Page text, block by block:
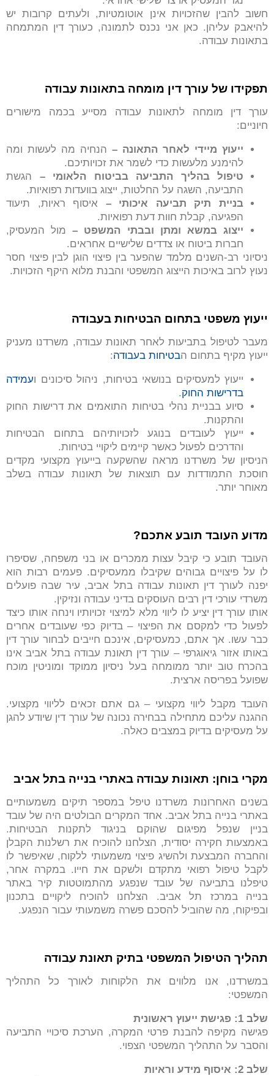
חשוב להבין שהזכויות אינן אוטומטיות, ולעתים קרובות יש
להיאבק עליהן. כאן אני נכנס לתמונה, כעורך דין המתמחה
בתאונות עבודה.
תפקידו של עורך דין מומחה בתאונות עבודה
עורך דין מומחה לתאונות עבודה מסייע בכמה מישורים
חיוניים:
ייעוץ מיידי לאחר התאונה – הנחיה מה לעשות ומה
להימנע מלעשות כדי לשמר את זכויותיכם.
טיפול בהליך התביעה בביטוח הלאומי – הגשת
התביעה, השגה על החלטות, ייצוג בוועדות רפואיות.
בניית תיק תביעה איכותי – איסוף ראיות, תיעוד
הפגיעה, קבלת חוות דעת רפואיות.
ייצוג במשא ומתן ובבתי המשפט –מול המעסיק,
חברות ביטוח או צדדים שלישיים אחראים.
ניסיוני רב-השנים מלמד שהפער בין פיצוי הוגן לבין פיצוי חסר
נעוץ לרוב באיכות הייצוג המשפטי והבנת מלוא היקף הזכויות.
ייעוץ משפטי בתחום הבטיחות בעבודה
מעבר לטיפול בתביעות לאחר תאונות עבודה, משרדנו מעניק
ייעוץ מקיף בתחום הבטיחות בעבודה:
ייעוץ למעסיקים בנושאי בטיחות, ניהול סיכונים ועמידה
בדרישות החוק.
סיוע בבניית נהלי בטיחות התואמים את דרישות החוק
והתקנות.
ייעוץ לעובדים בנוגע לזכויותיהם בתחום הבטיחות
והדרכים לפעול כאשר קיימים ליקויי בטיחות.
הניסיון של משרדנו מראה שהשקעה בייעוץ מקצועי מקדים
חוסכת התמודדות עם תוצאות של תאונות עבודה בשלב
מאוחר יותר.
מדוע העובד תובע אתכם?
העובד תובע כי קיבל עצות ממכרים או בני משפחה, שסיפרו
לו על פיצויים גבוהים שקיבלו ממעסיקים. פעמים רבות הוא
יפנה לעורך דין תאונות עבודה בתל אביב, עיר שבה פועלים
משרדי עורכי דין רבים העוסקים בדיני עבודה ונזיקין.
אותו עורך דין יציע לו ליווי מלא למיצוי זכויותיו וינחה אותו כיצד
לפעול כדי למקסם את הפיצוי – בדיוק כפי שעובדים אחרים
כבר עשו. אך אתם, כמעסיקים, אינכם חייבים לבחור עורך דין
באותו אזור גיאוגרפי – עורך דין תאונת עבודה בתל אביב אינו
בהכרח טוב יותר ממומחה בעל ניסיון ממוקד ומוניטין מוכח
שפועל בפריסה ארצית.
העובד מקבל ליווי מקצועי – גם אתם זכאים לליווי מקצועי.
ההגנה עליכם מתחילה בבחירה נכונה של עורך דין שיודע להגן
על מעסיקים בדיוק במצבים כאלה.
מקרי בוחן: תאונות עבודה באתרי בנייה בתל אביב
בשנים האחרונות משרדנו טיפל במספר תיקים משמעותיים
באתרי בנייה בתל אביב. אחד המקרים הבולטים היה של עובד
בניין שנפל מפיגום שהוקם בניגוד לתקנות הבטיחות.
באמצעות חקירה יסודית, הצלחנו להוכיח את רשלנות הקבלן
והחברה המבצעת ולהשיג פיצוי משמעותי ללקוח, שאיפשר לו
לקבל טיפול רפואי מתקדם ולשקם את חייו. במקרה אחר,
טיפלנו בתביעה של עובד שנפגע מהתמוטטות קיר באתר
בנייה במרכז תל אביב. הצלחנו להוכיח ליקויים בתכנון
ובפיקוח, מה שהוביל להסכם פשרה משמעותי עבור הנפגע.
תהליך הטיפול המשפטי בתיק תאונת עבודה
במשרדנו, אנו מלווים את הלקוחות לאורך כל התהליך
המשפטי:
שלב 1: פגישת ייעוץ ראשונית
פגישה מקיפה להבנת פרטי המקרה, הערכת סיכויי התביעה
והסבר על התהליך המשפטי הצפוי.
שלב 2: איסוף מידע וראיות